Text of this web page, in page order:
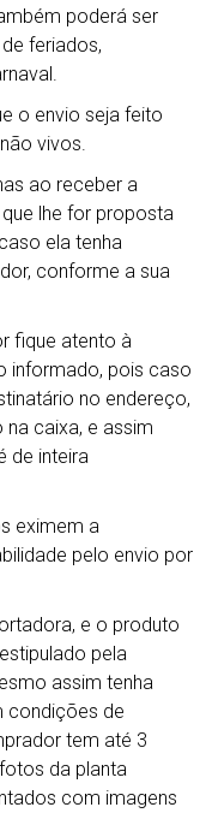
poderá ser
feriados,
o envio seja feito
vivos.
ao receber a
lhe for proposta
ela tenha
conforme a sua
fique atento à
informado, pois caso
no endereço,
caixa, e assim
de inteira
eximem a
pelo envio por
e o produto
pela
assim tenha
condições de
tem até 3
da planta
com imagens